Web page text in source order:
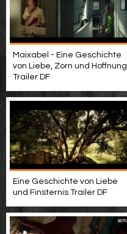
Maixabel - Eine Geschichte
von Liebe, Zorn und Hoffnung
Trailer DF
Eine Geschichte von Liebe
und Finsternis Trailer DF